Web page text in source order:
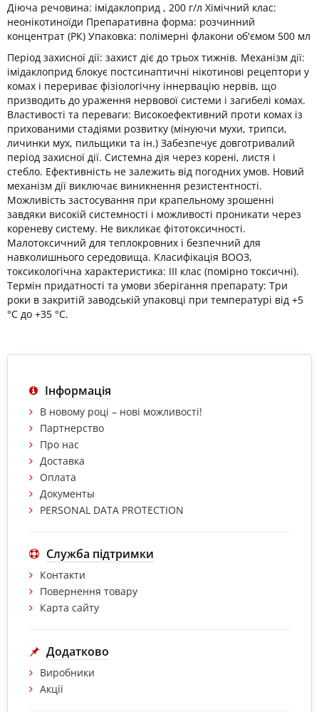
Діюча речовина: імідаклоприд , 200 г/л Хімічний клас:
неонікотиноїди Препаративна форма: розчинний
концентрат (РК) Упаковка: полімерні флакони об'ємом 500 мл
Період захисної дії: захист діє до трьох тижнів. Механізм дії:
імідаклоприд блокує постсинаптичні нікотинові рецептори у
комах і перериває фізіологічну іннервацію нервів, що
призводить до ураження нервової системи і загибелі комах.
Властивості та переваги: Високоефективний проти комах із
прихованими стадіями розвитку (мінуючи мухи, трипси,
личинки мух, пильщики та ін.) Забезпечує довготривалий
період захисної дії. Системна дія через корені, листя і
стебло. Ефективність не залежить від погодних умов. Новий
механізм дії виключає виникнення резистентності.
Можливість застосування при крапельному зрошенні
завдяки високій системності і можливості проникати через
кореневу систему. Не викликає фітотоксичності.
Малотоксичний для теплокровних і безпечний для
навколишнього середовища. Класифікація ВООЗ,
токсикологічна характеристика: ІІІ клас (помірно токсичні).
Термін придатності та умови зберігання препарату: Три
роки в закритій заводській упаковці при температурі від +5
°С до +35 °С.
Інформація
В новому році – нові можливості!
Партнерство
Про нас
Доставка
Оплата
Документы
PERSONAL DATA PROTECTION
Служба підтримки
Контакти
Повернення товару
Карта сайту
Додатково
Виробники
Акції